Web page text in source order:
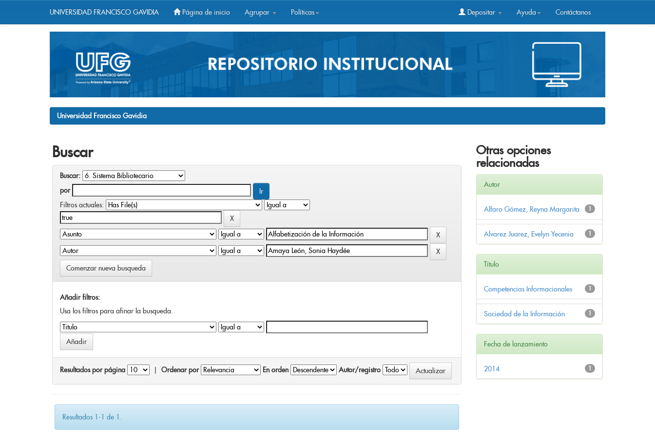
UNIVERSIDAD FRANCISCO GAVIDIA Página de inicio Agrupar Políticas Depositar Ayuda Contáctanos
Universidad Francisco Gavidia
Buscar
Buscar:
por
Filtros actuales:
Comenzar nueva busqueda
Añadir filtros:
Usa los filtros para afinar la busqueda.
Resultados por página Ordenar por En orden Autor/registro
Resultados 1-1 de 1.
Otras opciones
relacionadas
Autor
1
Alfaro Gómez, Reyna Margarita
1
Alvarez Juarez, Evelyn Yecenia
Título
1
Competencias Informacionales
1
Sociedad de la Información
Fecha de lanzamiento
1
2014